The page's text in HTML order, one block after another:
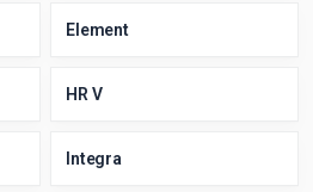
Element
HR V
Integra